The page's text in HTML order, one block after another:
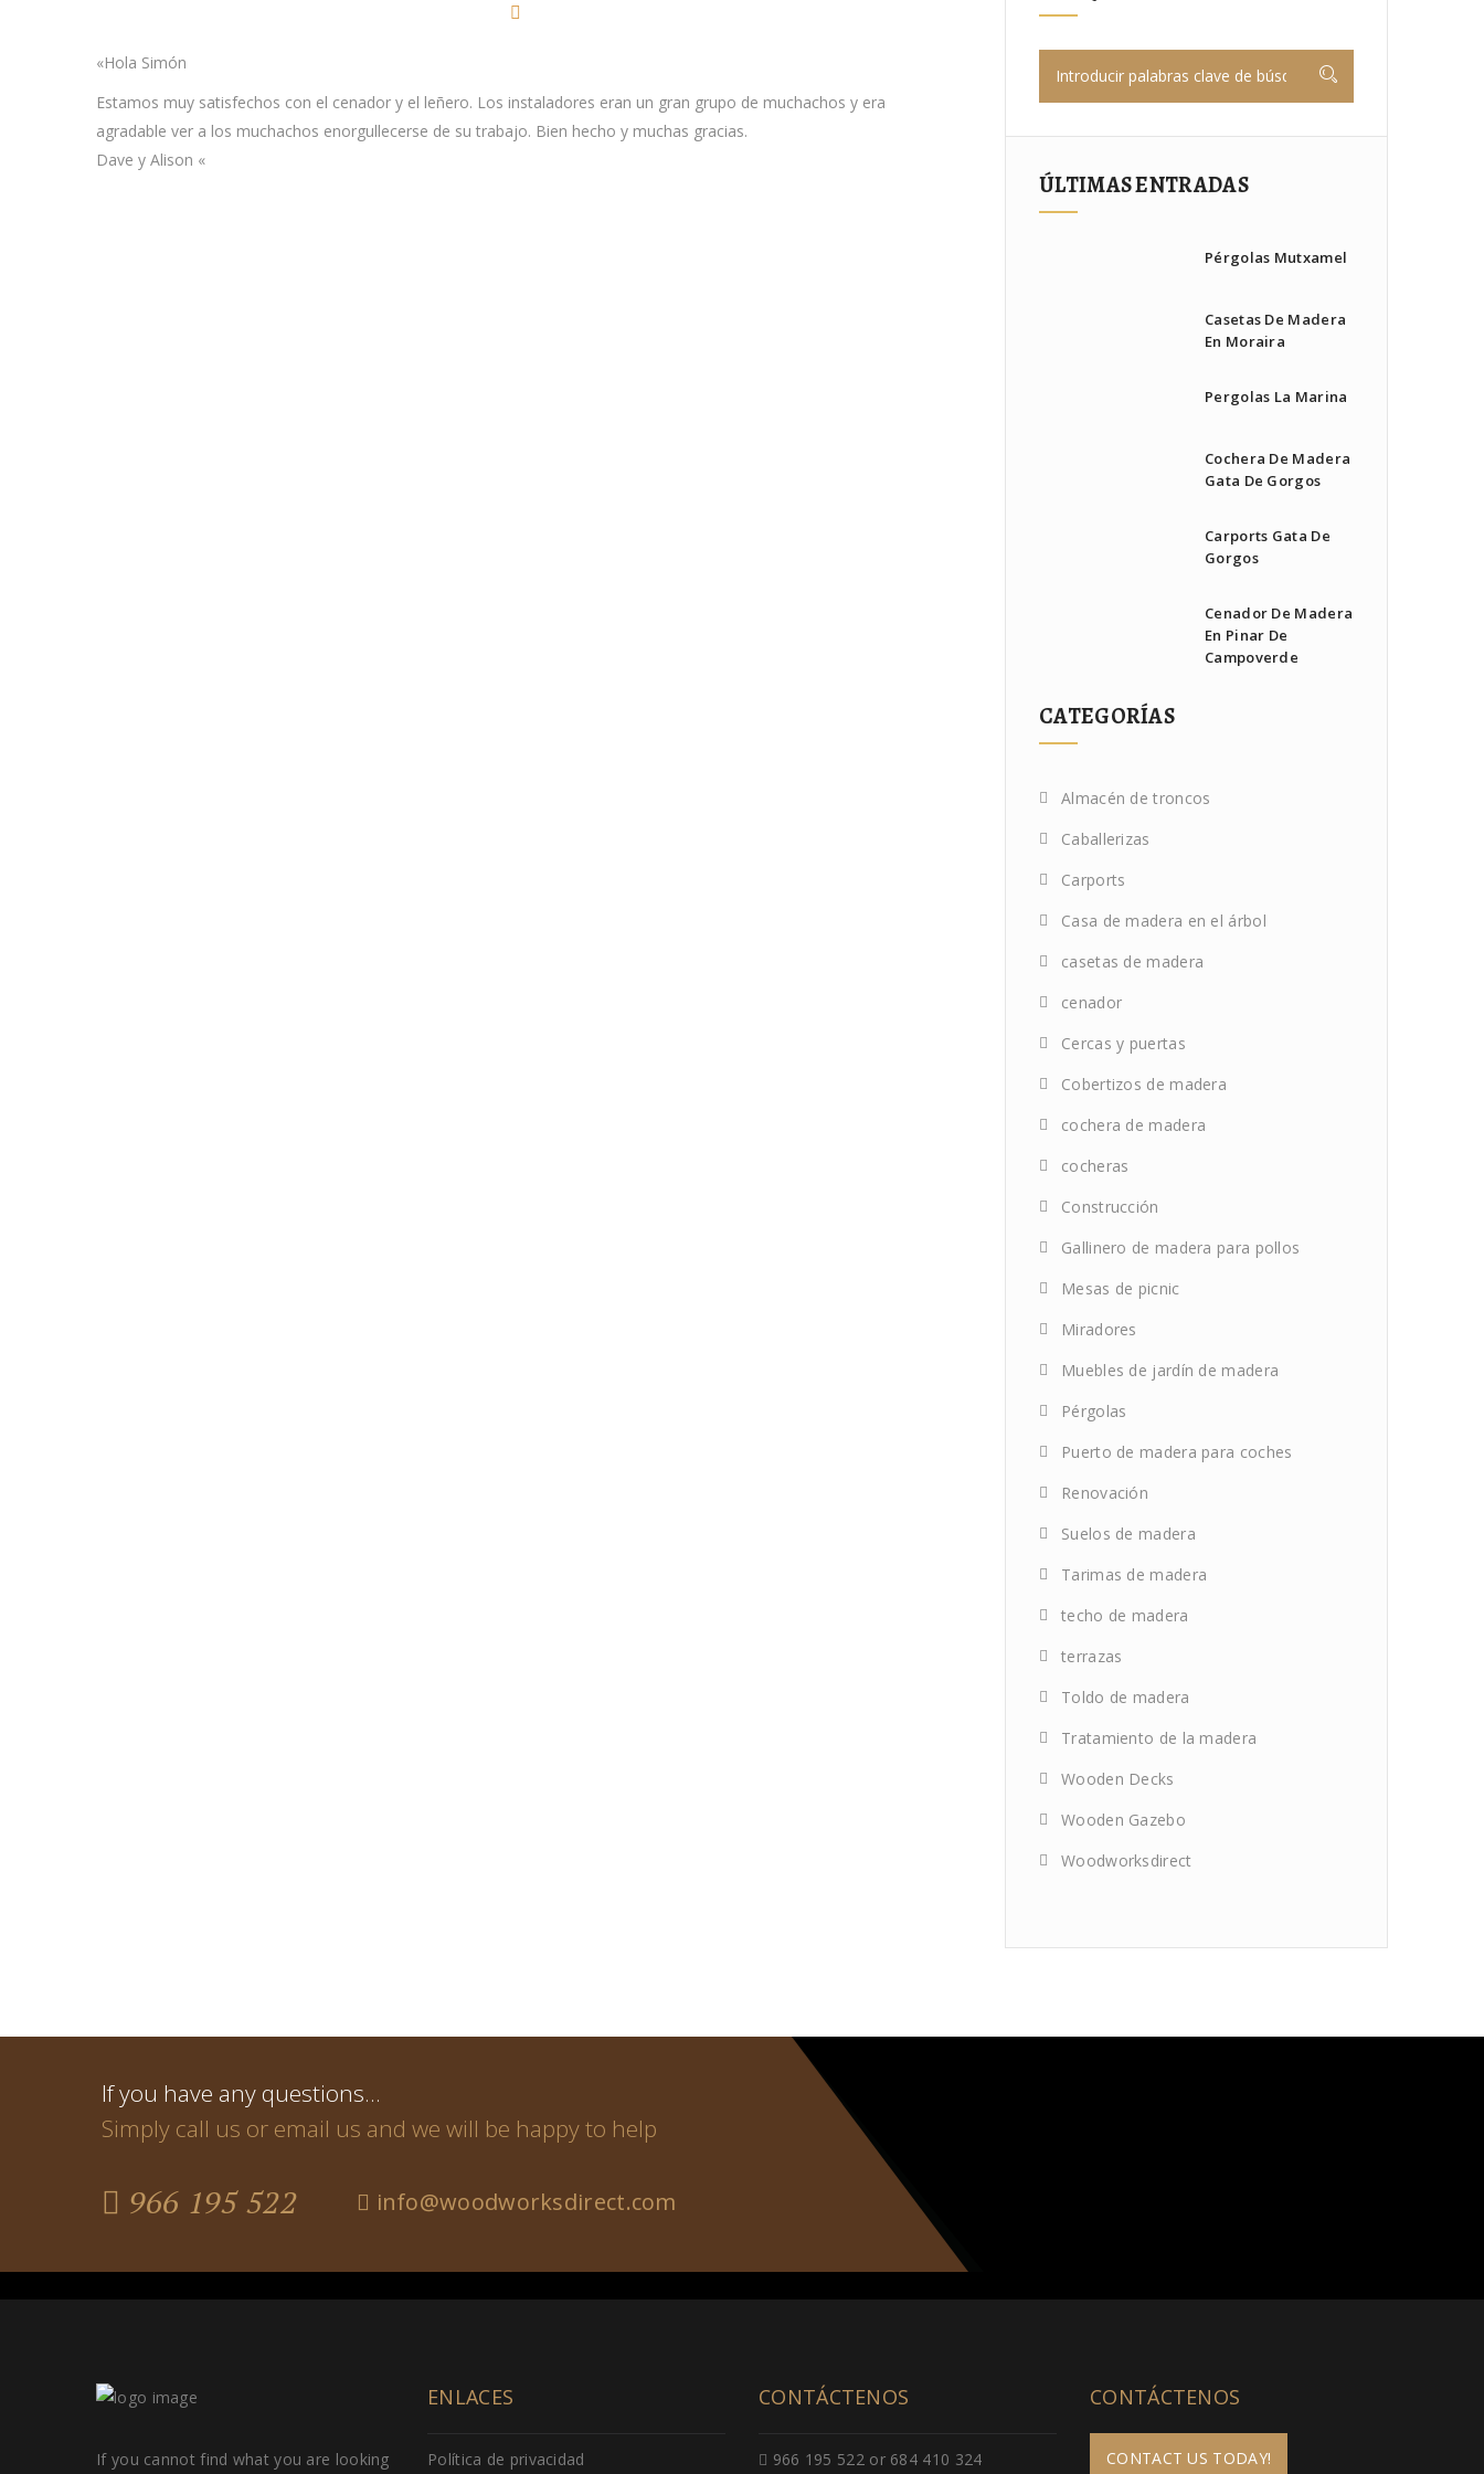
«Hola Simón
Estamos muy satisfechos con el cenador y el leñero. Los instaladores eran un gran grupo de muchachos y era
agradable ver a los muchachos enorgullecerse de su trabajo. Bien hecho y muchas gracias.
Dave y Alison «
ÚLTIMAS ENTRADAS
Pérgolas Mutxamel
Casetas De Madera
En Moraira
Pergolas La Marina
Cochera De Madera
Gata De Gorgos
Carports Gata De
Gorgos
Cenador De Madera
En Pinar De
Campoverde
CATEGORÍAS
Almacén de troncos
Caballerizas
Carports
Casa de madera en el árbol
casetas de madera
cenador
Cercas y puertas
Cobertizos de madera
cochera de madera
cocheras
Construcción
Gallinero de madera para pollos
Mesas de picnic
Miradores
Muebles de jardín de madera
Pérgolas
Puerto de madera para coches
Renovación
Suelos de madera
Tarimas de madera
techo de madera
terrazas
Toldo de madera
Tratamiento de la madera
Wooden Decks
Wooden Gazebo
Woodworksdirect
If you have any questions…
Simply call us or email us and we will be happy to help
966 195 522 info@woodworksdirect.com
If you cannot find what you are looking
ENLACES
Política de privacidad
CONTÁCTENOS
966 195 522 or 684 410 324
CONTÁCTENOS
CONTACT US TODAY!